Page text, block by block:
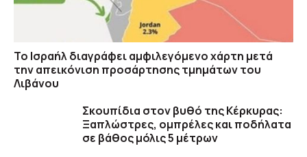
Το Ισραήλ διαγράφει αμφιλεγόμενο χάρτη μετά
την απεικόνιση προσάρτησης τμημάτων του
Λιβάνου
Σκουπίδια στον βυθό της Κέρκυρας:
Ξαπλώστρες, ομπρέλες και ποδήλατα
σε βάθος μόλις 5 μέτρων